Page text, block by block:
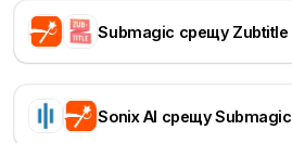
Submagic срещу Zubtitle
Sonix AI срещу Submagic